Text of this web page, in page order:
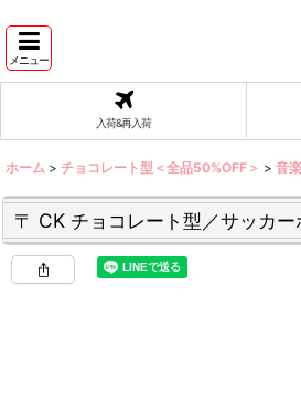
メニュー
入荷&再入荷
ホーム > チョコレート型＜全品50%OFF＞ > 音
〒 CK チョコレート型／サッカー